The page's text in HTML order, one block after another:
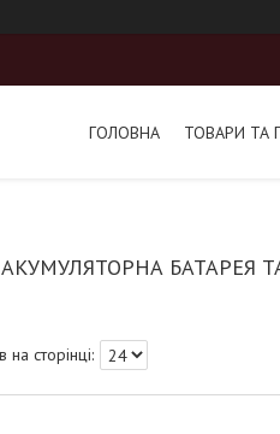
ГОЛОВНА ТОВАРИ ТА
АКУМУЛЯТОРНА БАТАРЕЯ